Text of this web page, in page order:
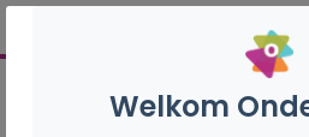
Welkom